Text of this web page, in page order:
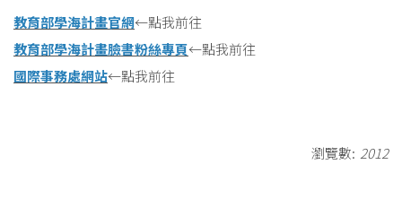
教育部學海計畫官網←點我前往
教育部學海計畫臉書粉絲專頁←點我前往
國際事務處網站←點我前往
瀏覽數: 2012